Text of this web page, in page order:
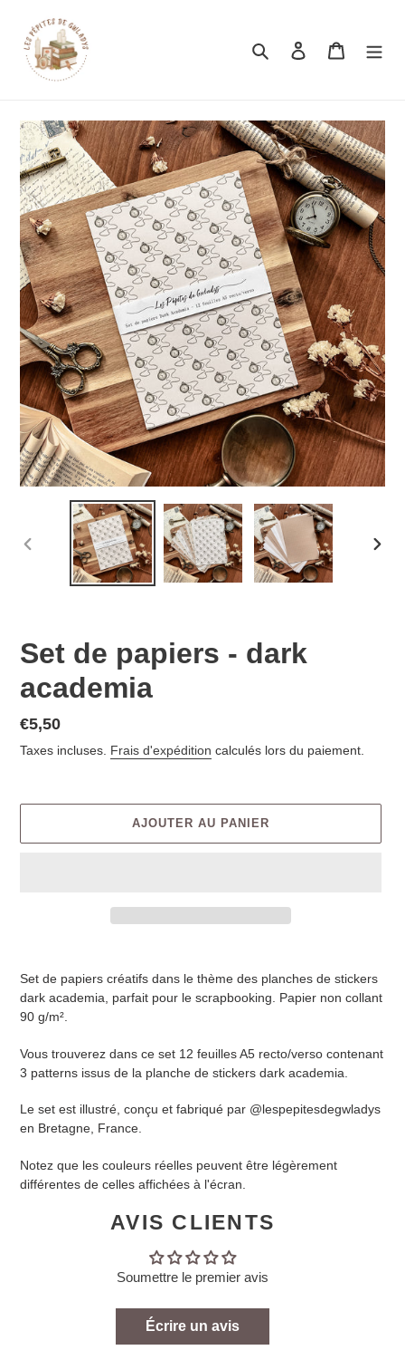
RechercherSe connecter
Panier
DIAPOSITIVE
PRÉCÉDENTE
Set de papiers - dark
academia
€5,50
Taxes incluses. Frais d'expédition calculés lors du paiement.
AJOUTER AU PANIER
Set de papiers créatifs dans le thème des planches de stickers
dark academia, parfait pour le scrapbooking. Papier non collant
90 g/m².
Vous trouverez dans ce set 12 feuilles A5 recto/verso contenant
3 patterns issus de la planche de stickers dark academia.
Le set est illustré, conçu et fabriqué par @lespepitesdegwladys
en Bretagne, France.
Notez que les couleurs réelles peuvent être légèrement
différentes de celles affichées à l'écran.
AVIS CLIENTS
Soumettre le premier avis
Écrire un avis